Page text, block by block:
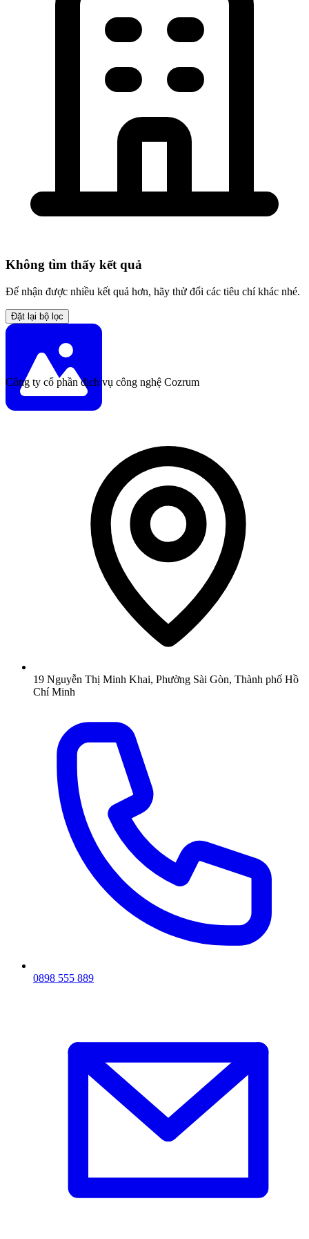
Không tìm thấy kết quả
Để nhận được nhiều kết quả hơn, hãy thử đổi các tiêu chí khác nhé.
Đặt lại bộ lọc
Công ty cổ phần dịch vụ công nghệ Cozrum
19 Nguyễn Thị Minh Khai, Phường Sài Gòn, Thành phố Hồ
Chí Minh
0898 555 889